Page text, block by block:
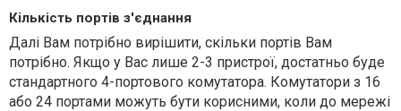
Кількість портів з'єднання
Далі Вам потрібно вирішити, скільки портів Вам
потрібно. Якщо у Вас лише 2-3 пристрої, достатньо буде
стандартного 4-портового комутатора. Комутатори з 16
або 24 портами можуть бути корисними, коли до мережі